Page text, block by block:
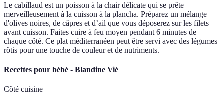
Le cabillaud est un poisson à la chair délicate qui se prête
merveilleusement à la cuisson à la plancha. Préparez un mélange
d'olives noires, de câpres et d’ail que vous déposerez sur les filets
avant cuisson. Faites cuire à feu moyen pendant 6 minutes de
chaque côté. Ce plat méditerranéen peut être servi avec des légumes
rôtis pour une touche de couleur et de nutriments.
Recettes pour bébé - Blandine Vié
Côté cuisine